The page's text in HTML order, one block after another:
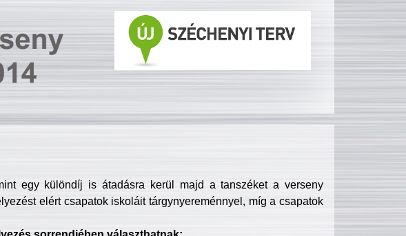
egy különdíj is átadásra kerül majd a tanszéket a verseny
elért csapatok iskoláit tárgynyereménnyel, míg a csapatok